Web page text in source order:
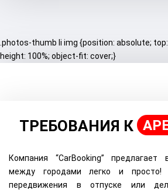
.photos-thumb li img {position: absolute;
height: 100%; object-fit: cover;}
ТРЕБОВАНИЯ К
Компания “CarBooking” предлагает
между городами легко и просто!
передвижения в отпуске или